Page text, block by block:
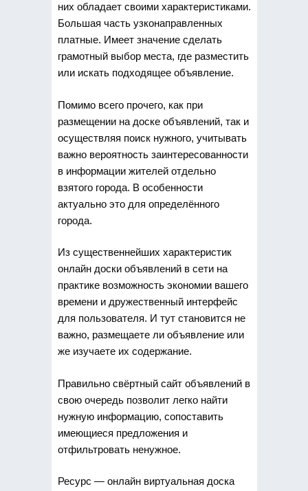
них обладает своими характеристиками.
Большая часть узконаправленных
платные. Имеет значение сделать
грамотный выбор места, где разместить
или искать подходящее объявление.
Помимо всего прочего, как при
размещении на доске объявлений, так и
осуществляя поиск нужного, учитывать
важно вероятность заинтересованности
в информации жителей отдельно
взятого города. В особенности
актуально это для определённого
города.
Из существеннейших характеристик
онлайн доски объявлений в сети на
практике возможность экономии вашего
времени и дружественный интерфейс
для пользователя. И тут становится не
важно, размещаете ли объявление или
же изучаете их содержание.
Правильно свёртный сайт объявлений в
свою очередь позволит легко найти
нужную информацию, сопоставить
имеющиеся предложения и
отфильтровать ненужное.
Ресурс — онлайн виртуальная доска